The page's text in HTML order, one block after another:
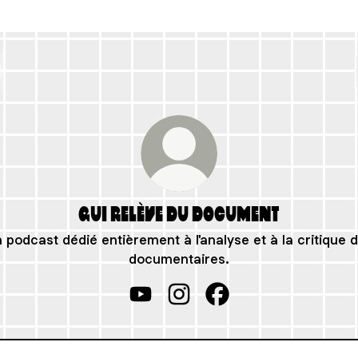
Qui relève du document
podcast dédié entièrement à l'analyse et à la critique
documentaires.